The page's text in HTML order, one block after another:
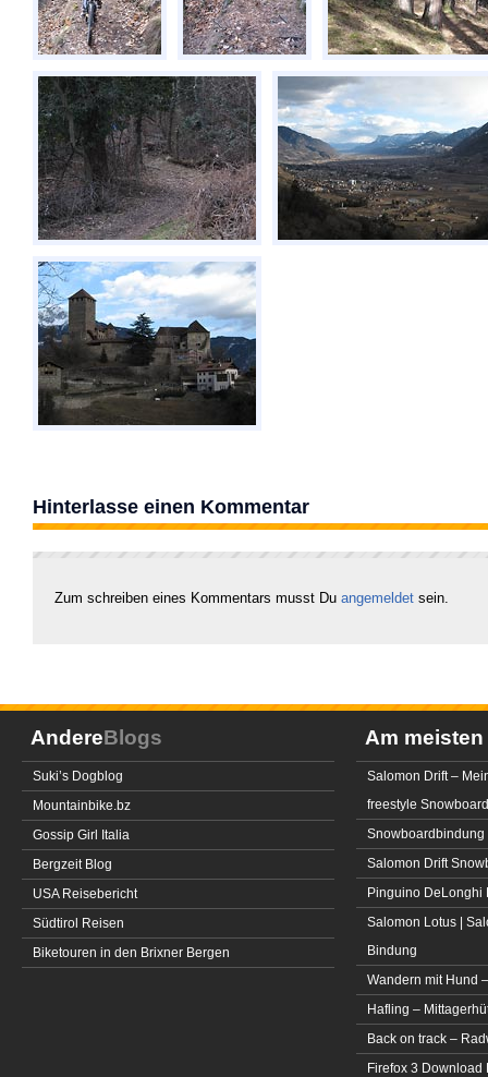
Hinterlasse einen Kommentar
Zum schreiben eines Kommentars musst Du angemeldet sein.
AndereBlogs
Suki’s Dogblog
Mountainbike.bz
Gossip Girl Italia
Bergzeit Blog
USA Reisebericht
Südtirol Reisen
Biketouren in den Brixner Bergen
Am meisten
Salomon Drift –
freestyle Snowboard
Snowboardbindung
Salomon Drift
Pinguino DeLonghi
Salomon Lotus |
Bindung
Wandern mit Hund
Hafling –
Back on track –
Firefox 3 Download